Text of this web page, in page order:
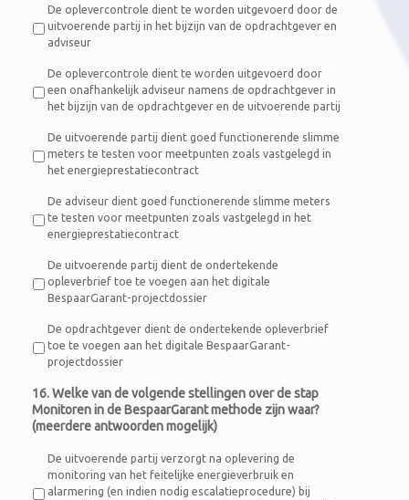
De oplevercontrole dient te worden uitgevoerd door de
uitvoerende partij in het bijzijn van de opdrachtgever en
adviseur
De oplevercontrole dient te worden uitgevoerd door
een onafhankelijk adviseur namens de opdrachtgever in
het bijzijn van de opdrachtgever en de uitvoerende partij
De uitvoerende partij dient goed functionerende slimme
meters te testen voor meetpunten zoals vastgelegd in
het energieprestatiecontract
De adviseur dient goed functionerende slimme meters
te testen voor meetpunten zoals vastgelegd in het
energieprestatiecontract
De uitvoerende partij dient de ondertekende
opleverbrief toe te voegen aan het digitale
BespaarGarant-projectdossier
De opdrachtgever dient de ondertekende opleverbrief
toe te voegen aan het digitale BespaarGarant-
projectdossier
16. Welke van de volgende stellingen over de stap
Monitoren in de BespaarGarant methode zijn waar?
(meerdere antwoorden mogelijk)
De uitvoerende partij verzorgt na oplevering de
monitoring van het feitelijke energieverbruik en
alarmering (en indien nodig escalatieprocedure) bij